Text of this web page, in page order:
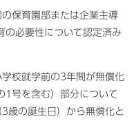
保育園部または企業主導
の必要性について認定済み
校就学前の3年間が無償化
1号を含む）部分について
歳の誕生日）から無償化と